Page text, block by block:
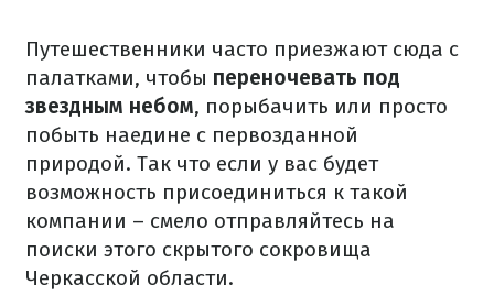
Путешественники часто приезжают сюда с
палатками, чтобы переночевать под
звездным небом, порыбачить или просто
побыть наедине с первозданной
природой. Так что если у вас будет
возможность присоединиться к такой
компании – смело отправляйтесь на
поиски этого скрытого сокровища
Черкасской области.